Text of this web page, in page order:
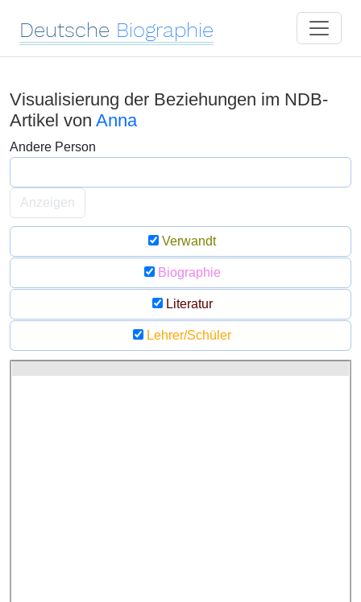
Deutsche Biographie
Visualisierung der Beziehungen im NDB-
Artikel von Anna
Andere Person
Anzeigen
Verwandt
Biographie
Literatur
Lehrer/Schüler